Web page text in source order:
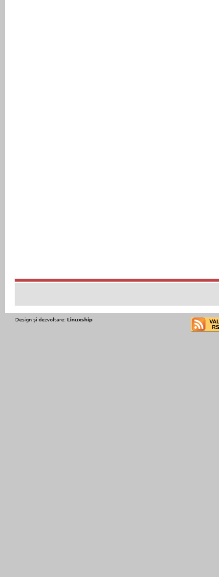
Design şi dezvoltare: Linuxship